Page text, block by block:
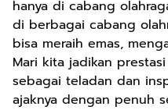
hanya di cabang
di berbagai cabang
bisa meraih emas,
Mari kita jadikan
sebagai teladan dan
ajaknya dengan penuh